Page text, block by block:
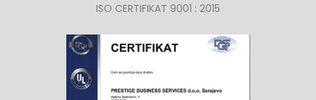
ISO CERTIFIKAT 9001 : 2015